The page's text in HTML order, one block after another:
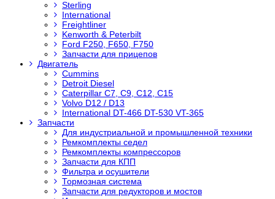
Sterling
International
Freightliner
Kenworth & Peterbilt
Ford F250, F650, F750
Запчасти для прицепов
Двигатель
Cummins
Detroit Diesel
Caterpillar C7, C9, C12, C15
Volvo D12 / D13
International DT-466 DT-530 VT-365
Запчасти
Для индустриальной и промышленной техники
Ремкомплекты седел
Ремкомплекты компрессоров
Запчасти для КПП
Фильтра и осушители
Тормозная система
Запчасти для редукторов и мостов